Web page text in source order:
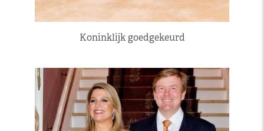
Koninklijk goedgekeurd